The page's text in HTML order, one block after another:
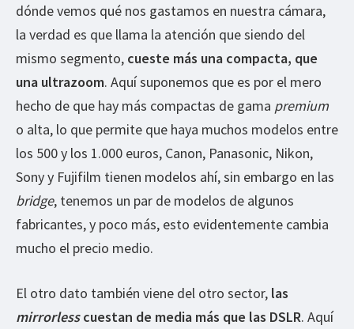
dónde vemos qué nos gastamos en nuestra cámara,
la verdad es que llama la atención que siendo del
mismo segmento, cueste más una compacta, que
una ultrazoom. Aquí suponemos que es por el mero
hecho de que hay más compactas de gama premium
o alta, lo que permite que haya muchos modelos entre
los 500 y los 1.000 euros, Canon, Panasonic, Nikon,
Sony y Fujifilm tienen modelos ahí, sin embargo en las
bridge, tenemos un par de modelos de algunos
fabricantes, y poco más, esto evidentemente cambia
mucho el precio medio.
El otro dato también viene del otro sector, las
mirrorlesscuestan de media más que las DSLR. Aquí